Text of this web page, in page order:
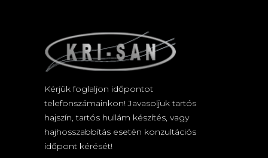
Kérjük foglaljon időpontot
telefonszámainkon! Javasoljuk tartós
hajszín, tartós hullám készítés, vagy
hajhosszabbítás esetén konzultációs
időpont kérését!